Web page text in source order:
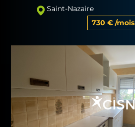
Saint-Nazaire
730 € /mois